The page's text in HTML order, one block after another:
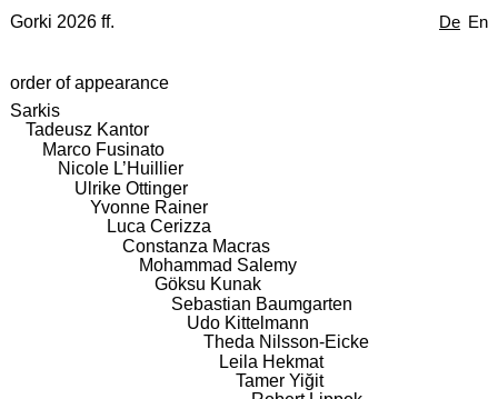
De En
Gorki 2026 ff.
order of appearance
Sarkis
Tadeusz Kantor
Marco Fusinato
Nicole L’Huillier
Ulrike Ottinger
Yvonne Rainer
Luca Cerizza
Constanza Macras
Mohammad Salemy
Göksu Kunak
Sebastian Baumgarten
Udo Kittelmann
Theda Nilsson-Eicke
Leila Hekmat
Tamer Yiğit